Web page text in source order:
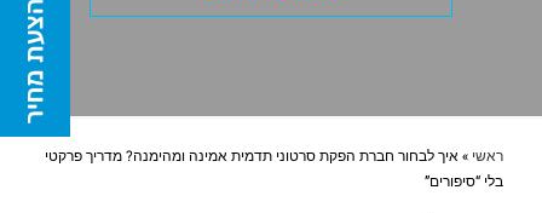
ראשי »איך לבחור חברת הפקת סרטוני תדמית אמינה ומהימנה? מדריך פרקטי
בלי “סיפורים”